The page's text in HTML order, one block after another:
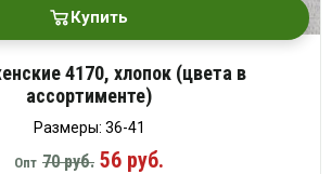
Купить
4170, хлопок (цвета в
ассортименте)
Размеры: 36-41
Опт 70 руб. 56 руб.